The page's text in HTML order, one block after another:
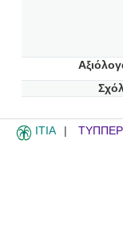
ITIA ΤΥΠΠΕΡ